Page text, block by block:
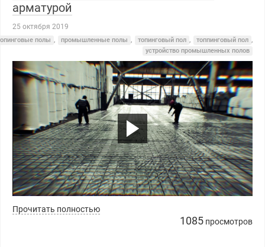
арматурой
25 октября 2019
полы , промышленные полы , топинговый пол , топпинговый пол ,
устройство промышленных полов
Прочитать полностью
1085 просмотров